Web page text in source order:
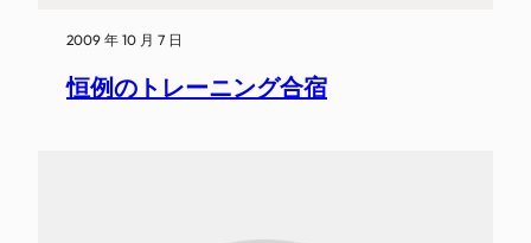
2009 年 10 月 7 日
恒例のトレーニング合宿